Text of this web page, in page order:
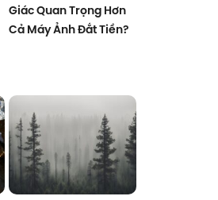
Giác Quan Trọng Hơn
Cả Máy Ảnh Đắt Tiền?